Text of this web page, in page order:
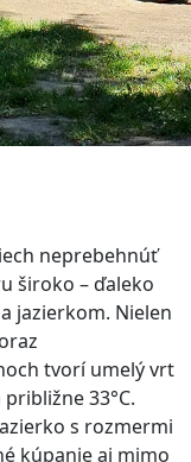
neprebehnúť
široko – ďaleko
jazierkom. Nielen
tvorí umelý vrt
33°C.
s rozmermi
kúpanie aj mimo